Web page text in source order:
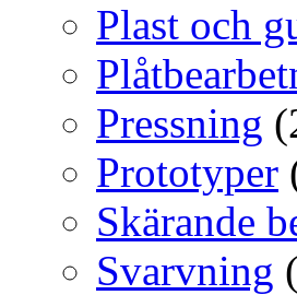
Plast och
Pressning
Prototyper
Skärande
Svarvning